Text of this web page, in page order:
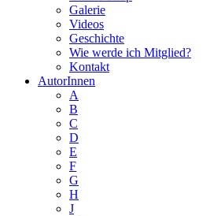
Galerie
Videos
Geschichte
Wie werde ich Mitglied?
Kontakt
AutorInnen
A
B
C
D
E
F
G
H
J